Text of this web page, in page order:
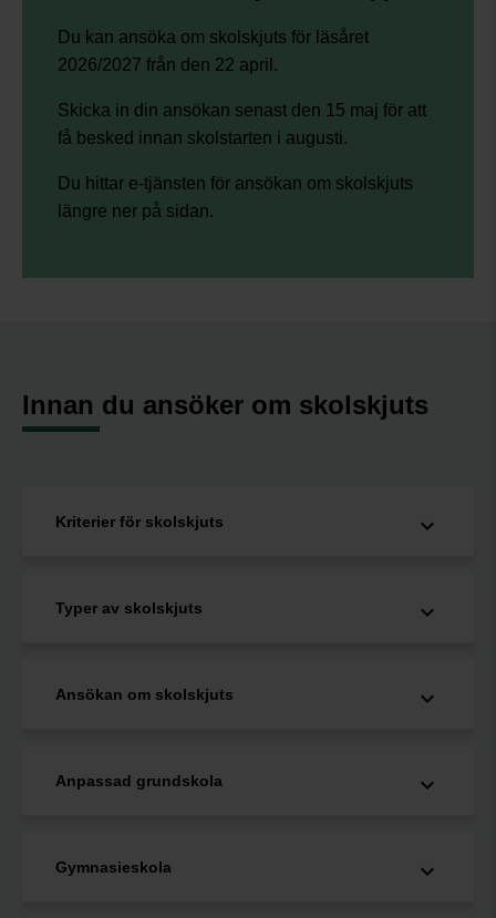
Du kan ansöka om skolskjuts för läsåret
2026/2027 från den 22 april.
Skicka in din ansökan senast den 15 maj för att
få besked innan skolstarten i augusti.
Du hittar e-tjänsten för ansökan om skolskjuts
längre ner på sidan.
Innan du ansöker om skolskjuts
Kriterier för skolskjuts
Typer av skolskjuts
Ansökan om skolskjuts
Anpassad grundskola
Gymnasieskola